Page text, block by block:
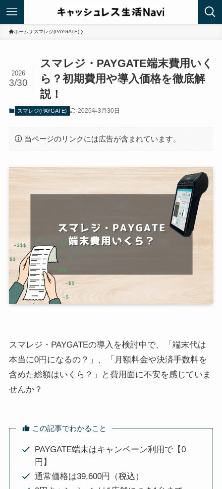
ホーム スマレジ(PAYGATE)
スマレジ・PAYGATE端末費用いく
ら？初期費用や導入価格を徹底解
説！
2026
3/30
スマレジ(PAYGATE) 2026年3月30日
当ページのリンクには広告が含まれています。
スマレジ・PAYGATEの導入を検討中で、「端末代は
本当に0円になるの？」、「月額料金や決済手数料を
含めた総額はいくら？」と費用面に不安を感じていま
せんか？
この記事でわかること
PAYGATE端末はキャンペーン利用で【0
円】
通常価格は39,600円（税込）